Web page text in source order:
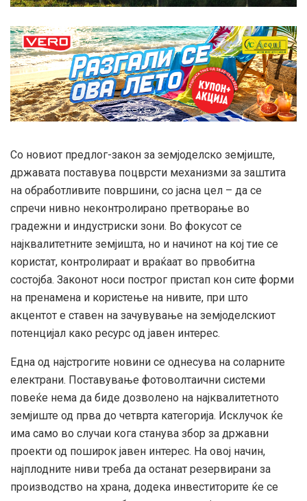
Со новиот предлог-закон за земјоделско земјиште,
државата поставува поцврсти механизми за заштита
на обработливите површини, со јасна цел – да се
спречи нивно неконтролирано претворање во
градежни и индустриски зони. Во фокусот се
најквалитетните земјишта, но и начинот на кој тие се
користат, контролираат и враќаат во првобитна
состојба. Законот носи построг пристап кон сите форми
на пренамена и користење на нивите, при што
акцентот е ставен на зачувување на земјоделскиот
потенцијал како ресурс од јавен интерес.
Една од најстрогите новини се однесува на соларните
електрани. Поставување фотоволтаични системи
повеќе нема да биде дозволено на најквалитетното
земјиште од прва до четврта категорија. Исклучок ќе
има само во случаи кога станува збор за државни
проекти од поширок јавен интерес. На овој начин,
најплодните ниви треба да останат резервирани за
производство на храна, додека инвеститорите ќе се